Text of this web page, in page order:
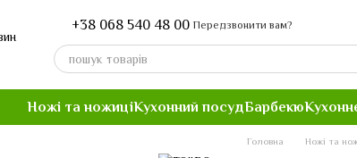
+38 068 540 48 00 Передзвонити вам?
Ножі та ножиціКухонний посудБарбекю
Головна Ножі та